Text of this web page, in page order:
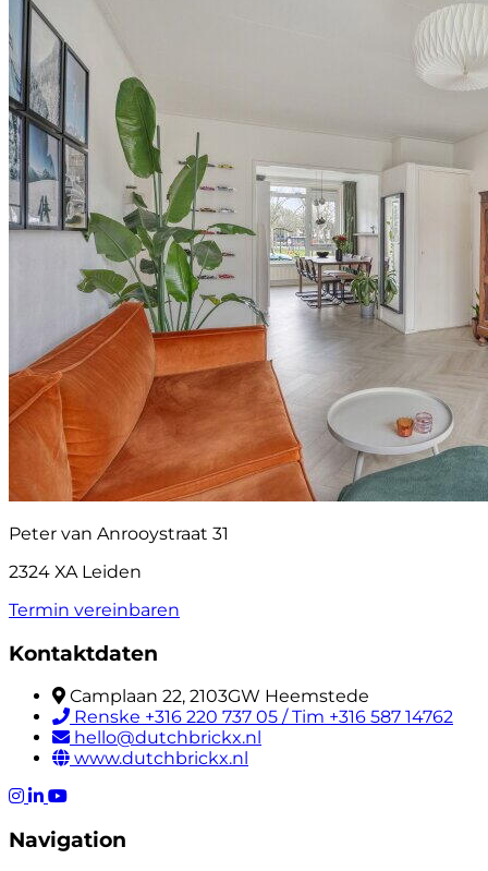
Peter van Anrooystraat 31
2324 XA Leiden
Termin vereinbaren
Kontaktdaten
Camplaan 22, 2103GW Heemstede
Renske +316 220 737 05 / Tim +316 587 14762
hello@dutchbrickx.nl
www.dutchbrickx.nl
Navigation